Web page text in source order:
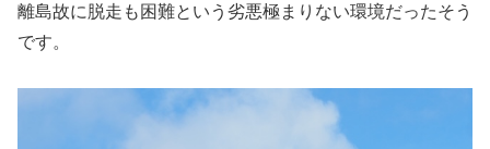
離島故に脱走も困難という劣悪極まりない環境だったそう
です。